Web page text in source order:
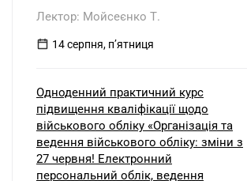
Лектор: Мойсеєнко Т.
14 серпня, пʼятниця
Одноденний практичний курс
підвищення кваліфікації щодо
військового обліку «Організація та
ведення військового обліку: зміни з
27 червня! Електронний
персональний облік, ведення